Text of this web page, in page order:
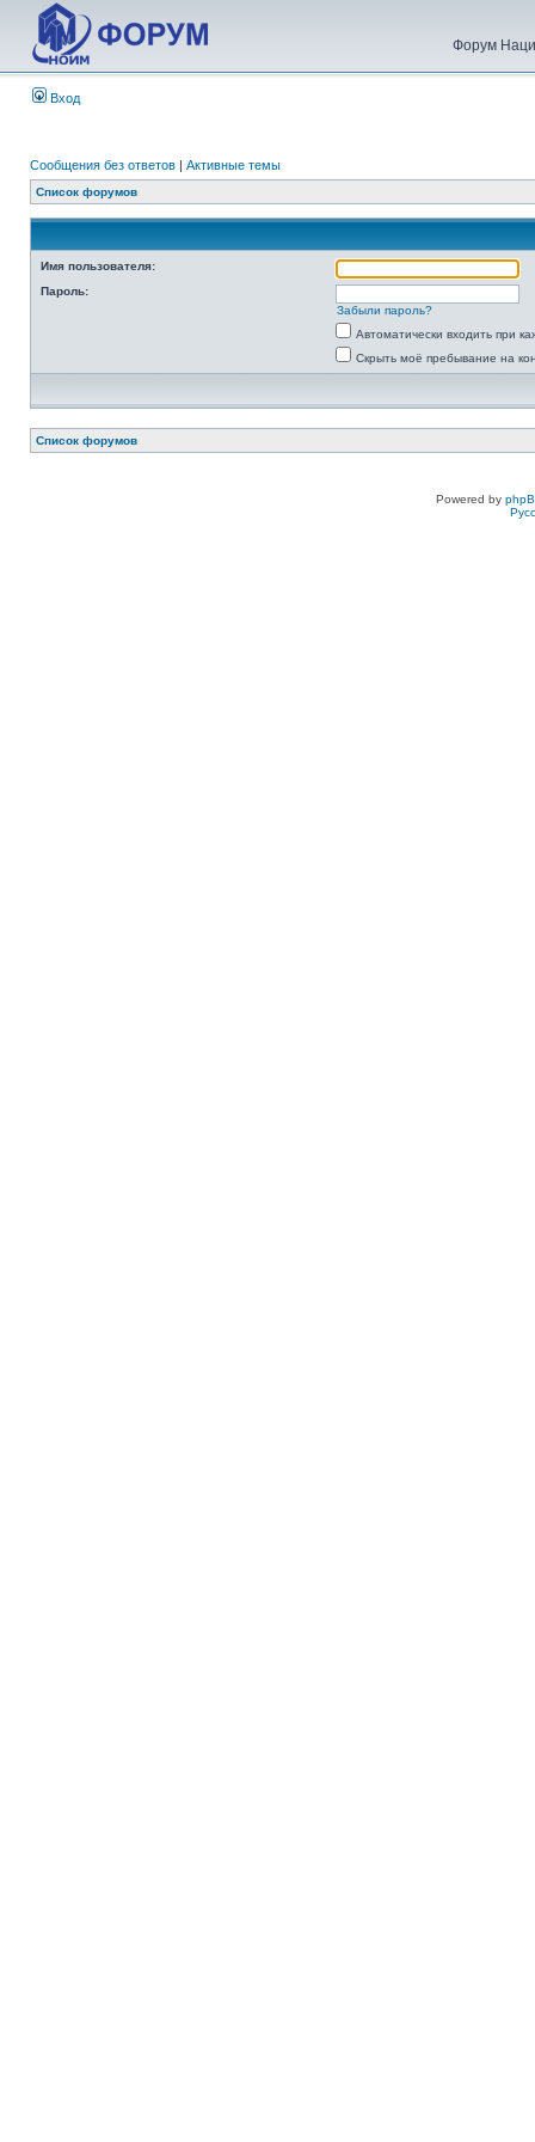
Форум
Вход
Сообщения без ответов | Активные темы
Список форумов
Имя пользователя:
Пароль:
Забыли пароль?
Автоматически входить при
Скрыть моё пребывание на
Список форумов
Powered by